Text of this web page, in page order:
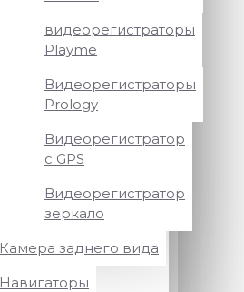
видеорегистраторы
Playme
Видеорегистраторы
Prology
Видеорегистратор
с GPS
Видеорегистратор
зеркало
Камера заднего вида
Навигаторы